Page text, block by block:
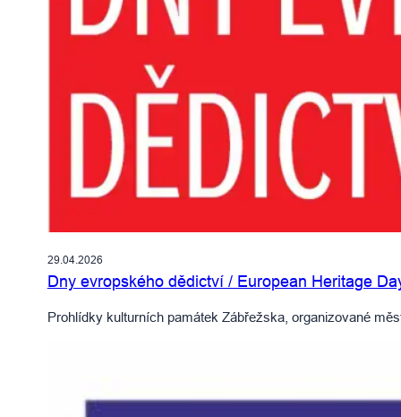
29.04.2026
Dny evropského dědictví / European Heritage
Prohlídky kulturních památek Zábřežska, organizované